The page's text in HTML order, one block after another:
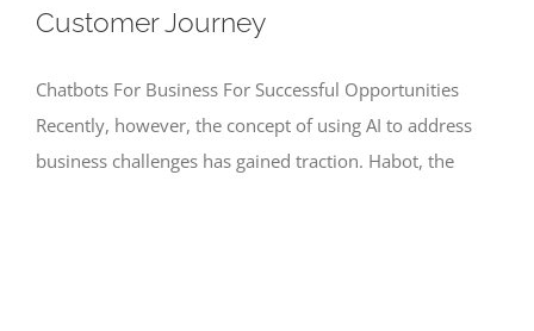
Customer Journey
Chatbots For Business For Successful Opportunities
Recently, however, the concept of using AI to address
business challenges has gained traction. Habot, the